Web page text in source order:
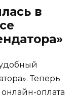
в
Теперь
оплата